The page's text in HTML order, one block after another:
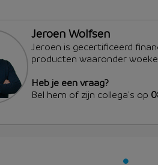
Jeroen Wolfsen
Jeroen is gecertificeerd
producten waaronder
Heb je een vraag?
Bel hem of zijn collega's op